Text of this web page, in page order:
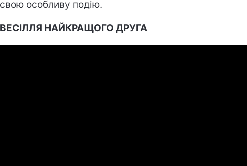
свою особливу подію.
ВЕСІЛЛЯ НАЙКРАЩОГО ДРУГА